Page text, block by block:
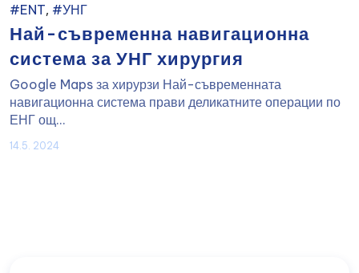
#ENT, #УНГ
Най-съвременна навигационна
система за УНГ хирургия
Google Maps за хирурзи Най-съвременната
навигационна система прави деликатните операции по
ЕНГ ощ...
14.5. 2024